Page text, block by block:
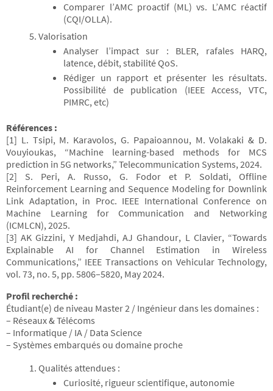
Comparer l’AMC proactif (ML) vs. L’AMC réactif
(CQI/OLLA).
Valorisation
Analyser l’impact sur : BLER, rafales HARQ,
latence, débit, stabilité QoS.
Rédiger un rapport et présenter les résultats.
Possibilité de publication (IEEE Access, VTC,
PIMRC, etc)
Références :
[1] L. Tsipi, M. Karavolos, G. Papaioannou, M. Volakaki & D.
Vouyioukas, “Machine learning-based methods for MCS
prediction in 5G networks,” Telecommunication Systems, 2024.
[2] S. Peri, A. Russo, G. Fodor et P. Soldati, Offline
Reinforcement Learning and Sequence Modeling for Downlink
Link Adaptation, in Proc. IEEE International Conference on
Machine Learning for Communication and Networking
(ICMLCN), 2025.
[3] AK Gizzini, Y Medjahdi, AJ Ghandour, L Clavier, “Towards
Explainable AI for Channel Estimation in Wireless
Communications,” IEEE Transactions on Vehicular Technology,
vol. 73, no. 5, pp. 5806–5820, May 2024.
Profil recherché :
Étudiant(e) de niveau Master 2 / Ingénieur dans les domaines :
– Réseaux & Télécoms
– Informatique / IA / Data Science
– Systèmes embarqués ou domaine proche
Qualités attendues :
Curiosité, rigueur scientifique, autonomie